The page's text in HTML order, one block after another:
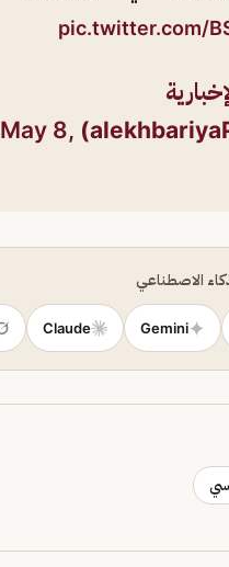
pic.twitter.com/
May 8,
الاصطناعي
Gemini
Claude